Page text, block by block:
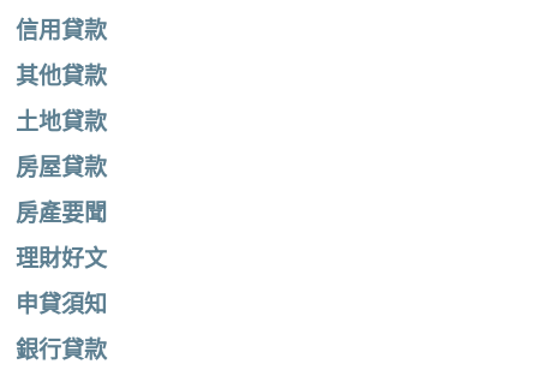
信用貸款
其他貸款
土地貸款
房屋貸款
房產要聞
理財好文
申貸須知
銀行貸款